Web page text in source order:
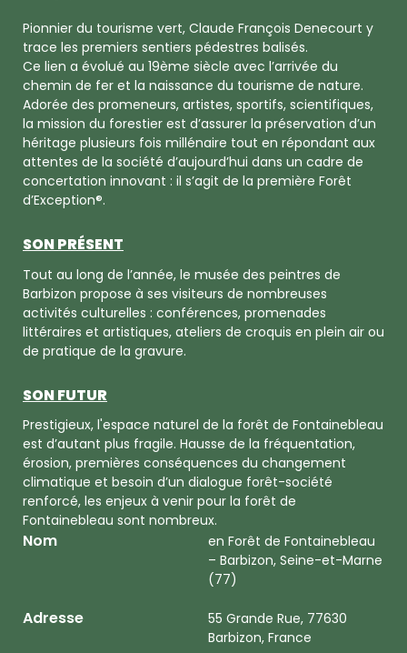
Pionnier du tourisme vert, Claude François Denecourt y
trace les premiers sentiers pédestres balisés.
Ce lien a évolué au 19ème siècle avec l’arrivée du
chemin de fer et la naissance du tourisme de nature.
Adorée des promeneurs, artistes, sportifs, scientifiques,
la mission du forestier est d’assurer la préservation d’un
héritage plusieurs fois millénaire tout en répondant aux
attentes de la société d’aujourd’hui dans un cadre de
concertation innovant : il s’agit de la première Forêt
d’Exception®.
SON PRÉSENT
Tout au long de l’année, le musée des peintres de
Barbizon propose à ses visiteurs de nombreuses
activités culturelles : conférences, promenades
littéraires et artistiques, ateliers de croquis en plein air ou
de pratique de la gravure.
SON FUTUR
Prestigieux, l'espace naturel de la forêt de Fontainebleau
est d’autant plus fragile. Hausse de la fréquentation,
érosion, premières conséquences du changement
climatique et besoin d’un dialogue forêt-société
renforcé, les enjeux à venir pour la forêt de
Fontainebleau sont nombreux.
Nom
en Forêt de Fontainebleau
– Barbizon, Seine-et-Marne
(77)
Adresse
55 Grande Rue, 77630
Barbizon, France